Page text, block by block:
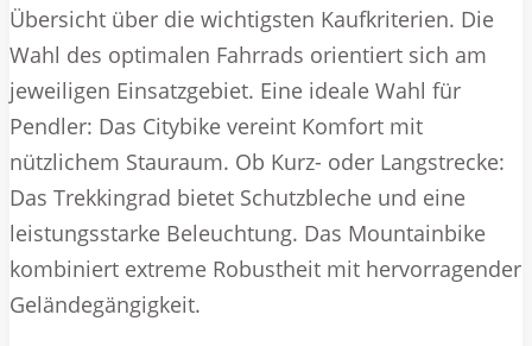
Übersicht über die wichtigsten Kaufkriterien. Die
Wahl des optimalen Fahrrads orientiert sich am
jeweiligen Einsatzgebiet. Eine ideale Wahl für
Pendler: Das Citybike vereint Komfort mit
nützlichem Stauraum. Ob Kurz- oder Langstrecke:
Das Trekkingrad bietet Schutzbleche und eine
leistungsstarke Beleuchtung. Das Mountainbike
kombiniert extreme Robustheit mit hervorragender
Geländegängigkeit.